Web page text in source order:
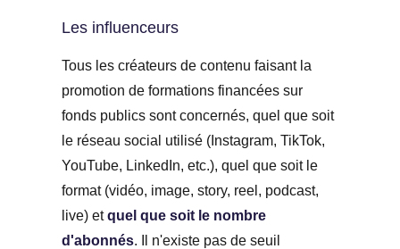
Les influenceurs
Tous les créateurs de contenu faisant la
promotion de formations financées sur
fonds publics sont concernés, quel que soit
le réseau social utilisé (Instagram, TikTok,
YouTube, LinkedIn, etc.), quel que soit le
format (vidéo, image, story, reel, podcast,
live) etquel que soit le nombre
d'abonnés. Il n'existe pas de seuil